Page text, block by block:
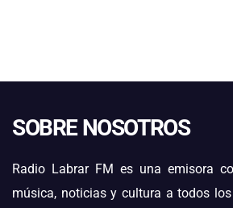
SOBRE NOSOTROS
Radio Labrar FM es una emisora
música, noticias y cultura a todos